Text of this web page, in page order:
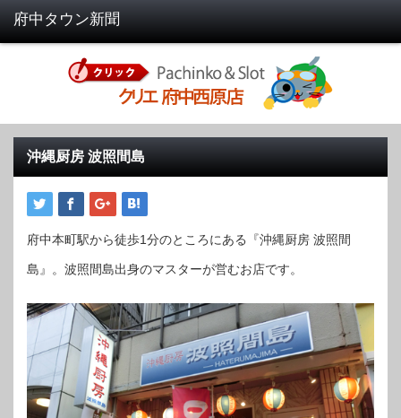
沖縄厨房 波照間島
府中本町駅から徒歩1分のところにある『沖縄厨房 波照間
島』。波照間島出身のマスターが営むお店です。